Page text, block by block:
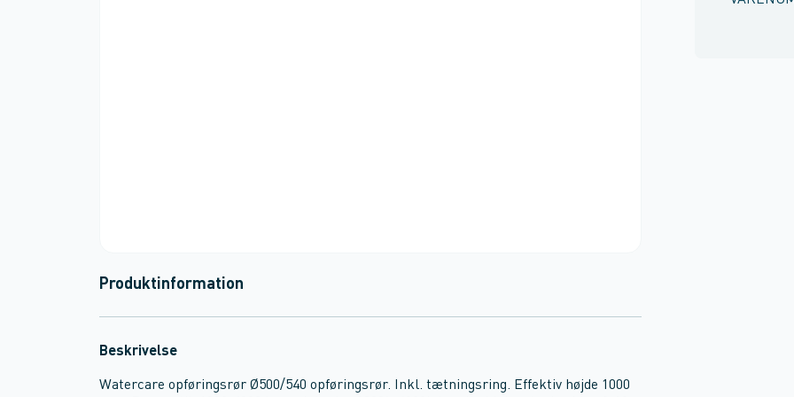
Produktinformation
Beskrivelse
Watercare opføringsrør Ø500/540 opføringsrør. Inkl. tætningsring. Effektiv højde 1000